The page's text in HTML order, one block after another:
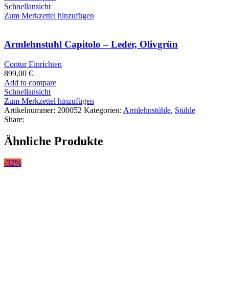
Schnellansicht
Zum Merkzettel hinzufügen
Armlehnstuhl Capitolo – Leder, Olivgrün
Contur Einrichten
899,00 €
Add to compare
Schnellansicht
Zum Merkzettel hinzufügen
Artikelnummer: 200052 Kategorien: Armlehnstühle, Stühle
Share:
Ähnliche Produkte
-32%